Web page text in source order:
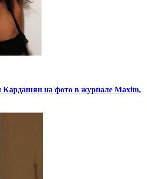
Кардашян на фото в журнале Maxim,